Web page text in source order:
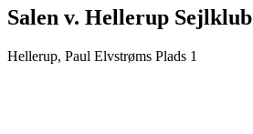
Salen v. Hellerup Sejlklub
Hellerup, Paul Elvstrøms Plads 1